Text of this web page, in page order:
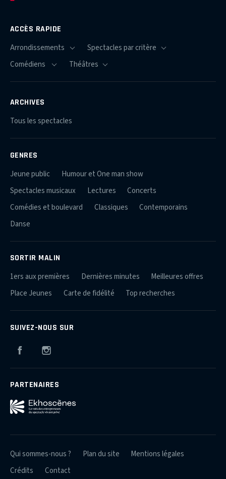
ACCÈS RAPIDE
ARCHIVES
Tous les spectacles
GENRES
Jeune public
Humour et One man show
Spectacles musicaux
Lectures
Concerts
Comédies et boulevard
Classiques
Contemporains
Danse
SORTIR MALIN
1ers aux premières Dernières minutes
Meilleures offres
Place Jeunes
Carte de fidélité Top recherches
SUIVEZ-NOUS SUR
Facebook
PARTENAIRES
Qui sommes-nous ? Plan du site
Mentions légales
Crédits
Contact